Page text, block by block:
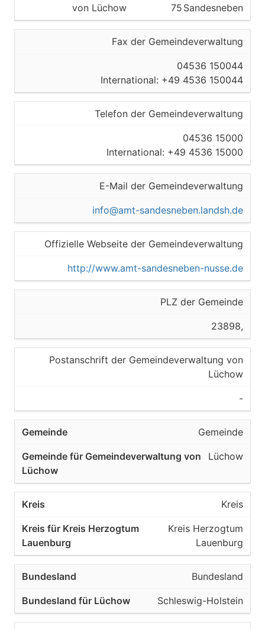
von Lüchow
75 Sandesneben
Fax der Gemeindeverwaltung
04536 150044
International: +49 4536 150044
Telefon der Gemeindeverwaltung
04536 15000
International: +49 4536 15000
E-Mail der Gemeindeverwaltung
info@amt-sandesneben.landsh.de
Offizielle Webseite der Gemeindeverwaltung
http://www.amt-sandesneben-nusse.de
PLZ der Gemeinde
23898,
Postanschrift der Gemeindeverwaltung von
Lüchow
-
Gemeinde
Lüchow
Kreis
Kreis Herzogtum
Lauenburg
Bundesland
Schleswig-Holstein